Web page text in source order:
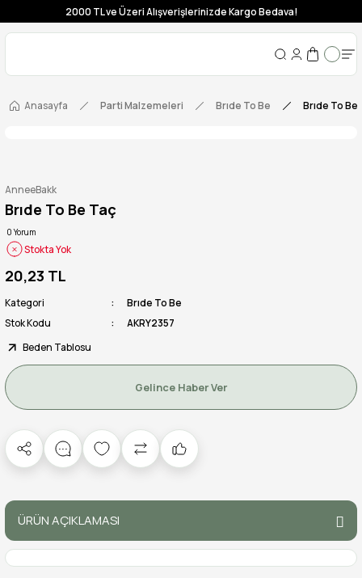
2000 TL ve Üzeri Alışverişlerinizde Kargo Bedava!
Anasayfa Parti Malzemeleri Brıde To Be Brıde To Be
AnneeBakk
Brıde To Be Taç
0 Yorum
Stokta Yok
20,23 TL
Kategori
Brıde To Be
Stok Kodu
AKRY2357
Beden Tablosu
Gelince Haber Ver
ÜRÜN AÇIKLAMASI